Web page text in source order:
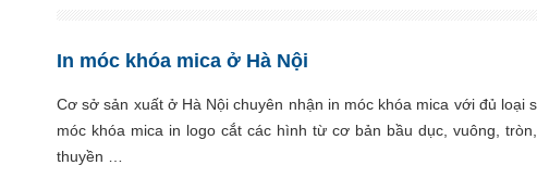
In móc khóa mica ở Hà Nội
Cơ sở sản xuất ở Hà Nội chuyên nhận in móc khóa mica với đủ loại
móc khóa mica in logo cắt các hình từ cơ bản bầu dục, vuông,
thuyền …